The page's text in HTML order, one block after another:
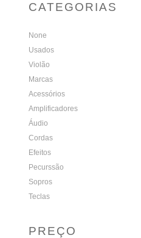
CATEGORIAS
None
Usados
Violão
Marcas
Acessórios
Amplificadores
Áudio
Cordas
Efeitos
Pecurssão
Sopros
Teclas
PREÇO